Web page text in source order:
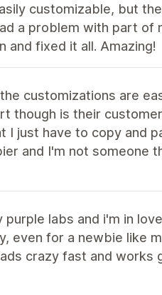
customizable, but
a problem with part
and fixed it all. Amazing!
customizations are
though is their
I just have to copy and
and I'm not someone
labs and i'm in
even for a newbie like
crazy fast and